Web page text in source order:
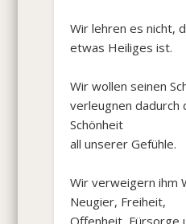
Wir lehren es nicht,
etwas Heiliges ist.
Wir wollen seinen
verleugnen dadurch
Schönheit
all unserer Gefühle.
Wir verweigern ihm
Neugier, Freiheit,